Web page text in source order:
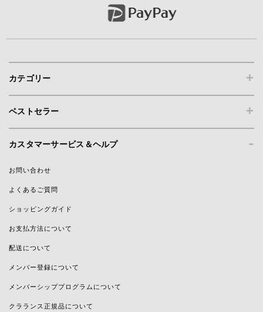
+
カテゴリー
+
ベストセラー
-
カスタマーサービス＆ヘルプ
お問い合わせ
よくあるご質問
ショッピングガイド
お支払方法について
配送について
メンバー登録について
メンバーシッププログラムについて
クラランス正規品について